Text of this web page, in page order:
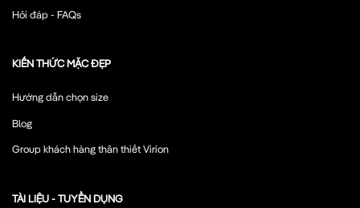
Hỏi đáp - FAQs
KIẾN THỨC MẶC ĐẸP
Hướng dẫn chọn size
Blog
Group khách hàng thân thiết Virion
TÀI LIỆU - TUYỂN DỤNG